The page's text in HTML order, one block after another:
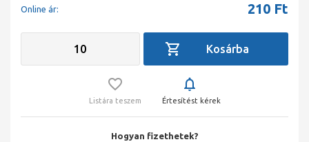
Online ár: 210 Ft
Listára teszem Értesítést kérek
Hogyan fizethetek?